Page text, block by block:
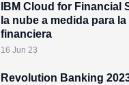
IBM Cloud for Financial
la nube a medida para
financiera
16 Jun 23
Revolution Banking